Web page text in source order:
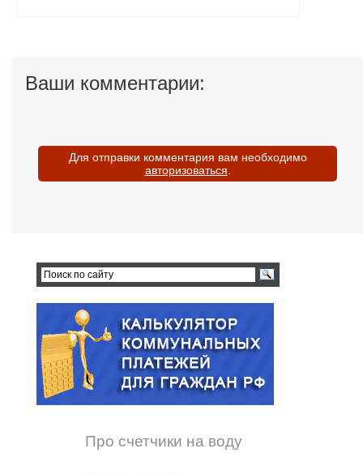
Ваши комментарии:
Для отправки комментария вам необходимо
авторизоваться
Про счетчики на воду